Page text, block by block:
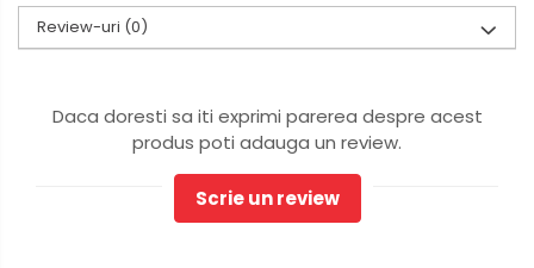
Review-uri (0)
Daca doresti sa iti exprimi parerea despre acest
produs poti adauga un review.
Scrie un review